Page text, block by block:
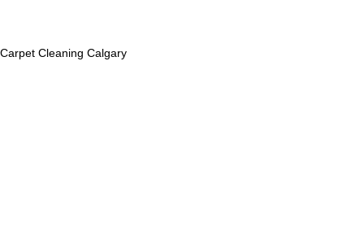
Carpet Cleaning Calgary